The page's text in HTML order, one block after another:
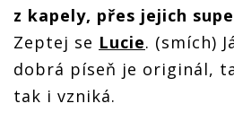
z kapely, přes jejich
Zeptej se Lucie. (smích)
dobrá píseň je originál,
tak i vzniká.